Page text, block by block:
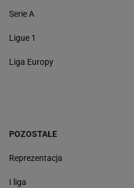
Serie A
Ligue 1
Liga Europy
POZOSTAŁE
Reprezentacja
I liga